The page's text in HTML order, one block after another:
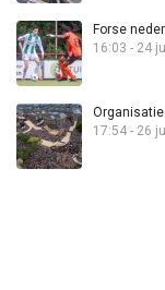
Forse
16:03 - 24
17:54 - 26